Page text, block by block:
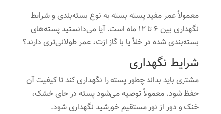
معمولاً عمر مفید پسته بسته به نوع بسته‌بندی و شرایط
نگهداری بین 6 تا 12 ماه است. آیا می‌دانستید پسته‌های
بسته‌بندی شده در خلأ یا با گاز ازت، عمر طولانی‌تری دارند؟
شرایط نگهداری
مشتری باید بداند چطور پسته را نگهداری کند تا کیفیت آن
حفظ شود. معمولاً توصیه می‌شود پسته در جای خشک،
خنک و دور از نور مستقیم خورشید نگهداری شود.